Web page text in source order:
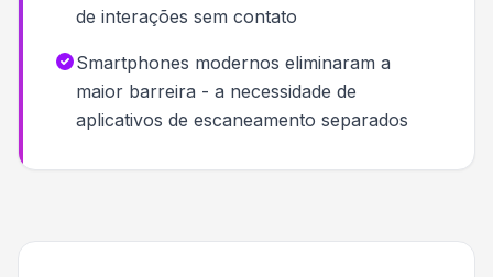
de interações sem contato
Smartphones modernos eliminaram a
maior barreira - a necessidade de
aplicativos de escaneamento separados